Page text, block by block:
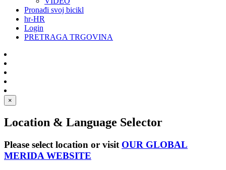
Pronađi svoj bicikl
hr-HR
Login
PRETRAGA TRGOVINA
×
Location & Language Selector
Please select location or visit OUR GLOBAL
MERIDA WEBSITE